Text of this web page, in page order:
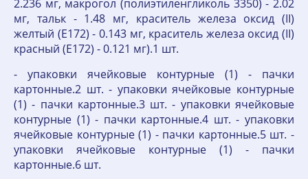
2.236 мг, макрогол (полиэтиленгликоль 3350) - 2.02
мг, тальк - 1.48 мг, краситель железа оксид (II)
желтый (Е172) - 0.143 мг, краситель железа оксид (II)
красный (Е172) - 0.121 мг).1 шт.
- упаковки ячейковые контурные (1) - пачки
картонные.2 шт. - упаковки ячейковые контурные
(1) - пачки картонные.3 шт. - упаковки ячейковые
контурные (1) - пачки картонные.4 шт. - упаковки
ячейковые контурные (1) - пачки картонные.5 шт. -
упаковки ячейковые контурные (1) - пачки
картонные.6 шт.